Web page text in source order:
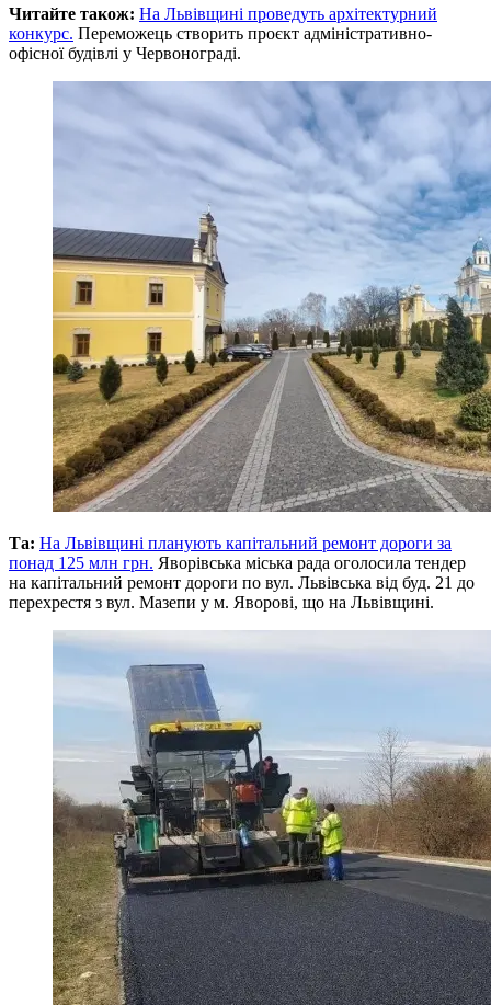
Читайте також: На Львівщині проведуть архітектурний
конкурс. Переможець створить проєкт адміністративно-
офісної будівлі у Червонограді.
Та: На Львівщині планують капітальний ремонт дороги за
понад 125 млн грн. Яворівська міська рада оголосила тендер
на капітальний ремонт дороги по вул. Львівська від буд. 21 до
перехрестя з вул. Мазепи у м. Яворові, що на Львівщині.